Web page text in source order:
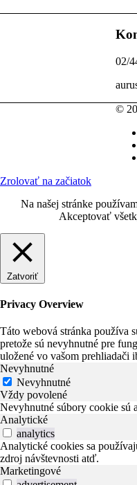
02/
©
Zrolovať na začiatok
Na našej stránke
Akceptovať
Zatvoriť
Privacy Overview
Táto webová stránka používa
pretože sú nevyhnutné pre
uložené vo vašom prehliadači
Nevyhnutné
Nevyhnutné
Vždy povolené
Nevyhnutné súbory cookie sú
Analytické
analytics
Analytické cookies sa
zdroj návštevnosti atď.
Marketingové